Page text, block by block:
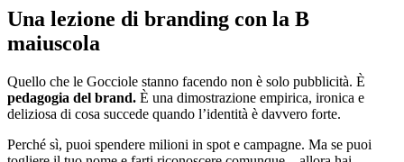
Una lezione di branding con la B
maiuscola
Quello che le Gocciole stanno facendo non è solo pubblicità. È
pedagogia del brand. È una dimostrazione empirica, ironica e
deliziosa di cosa succede quando l’identità è davvero forte.
Perché sì, puoi spendere milioni in spot e campagne. Ma se puoi